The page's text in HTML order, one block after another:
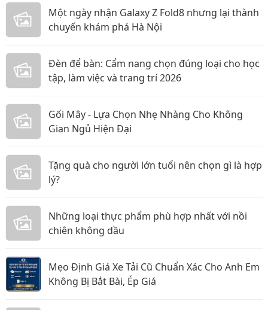
Một ngày nhận Galaxy Z Fold8 nhưng lại thành
chuyến khám phá Hà Nội
Đèn để bàn: Cẩm nang chọn đúng loại cho học
tập, làm việc và trang trí 2026
Gối Mây - Lựa Chọn Nhẹ Nhàng Cho Không
Gian Ngủ Hiện Đại
Tặng quà cho người lớn tuổi nên chọn gì là hợp
lý?
Những loại thực phẩm phù hợp nhất với nồi
chiên không dầu
Mẹo Định Giá Xe Tải Cũ Chuẩn Xác Cho Anh Em
Không Bị Bắt Bài, Ép Giá